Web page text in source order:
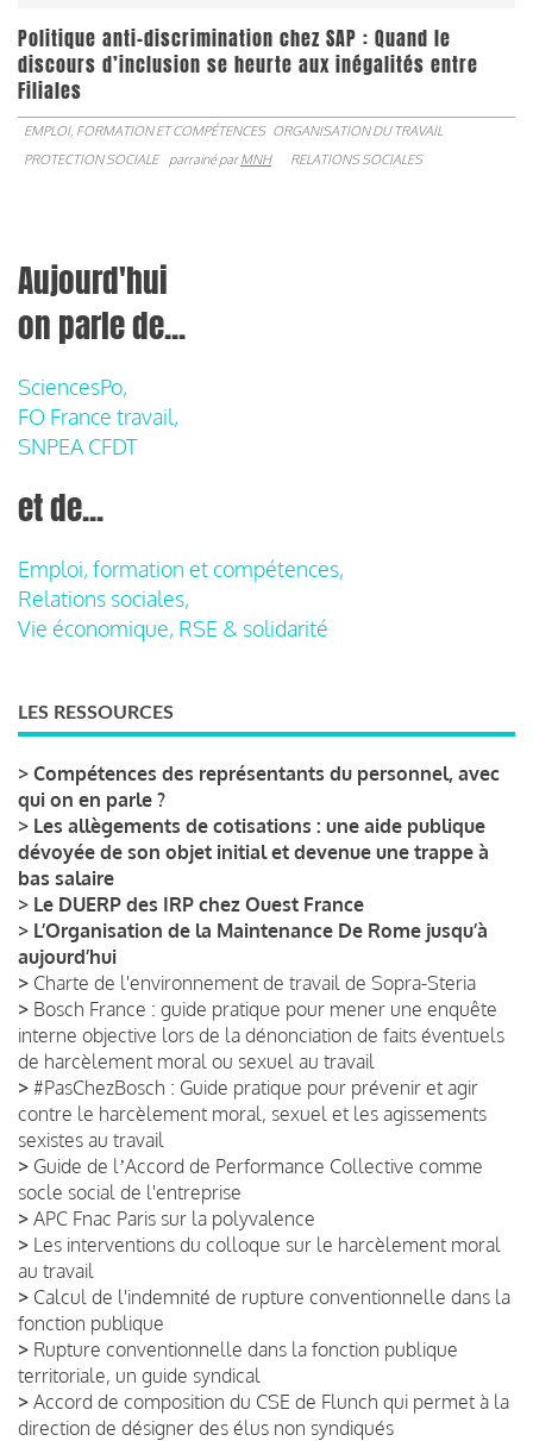
Politique anti-discrimination chez SAP : Quand le
discours d’inclusion se heurte aux inégalités entre
Filiales
EMPLOI, FORMATION ET COMPÉTENCES ORGANISATION DU TRAVAIL
PROTECTION SOCIALE
parrainé parMNH RELATIONS SOCIALES
Aujourd'hui
on parle de...
SciencesPo,
FO France travail,
SNPEA CFDT
et de...
Emploi, formation et compétences,
Relations sociales,
Vie économique, RSE & solidarité
LES RESSOURCES
> Compétences des représentants du personnel, avec
qui on en parle ?
> Les allègements de cotisations : une aide publique
dévoyée de son objet initial et devenue une trappe à
bas salaire
> Le DUERP des IRP chez Ouest France
> L’Organisation de la Maintenance De Rome jusqu’à
aujourd’hui
> Charte de l'environnement de travail de Sopra-Steria
> Bosch France : guide pratique pour mener une enquête
interne objective lors de la dénonciation de faits éventuels
de harcèlement moral ou sexuel au travail
> #PasChezBosch : Guide pratique pour prévenir et agir
contre le harcèlement moral, sexuel et les agissements
sexistes au travail
> Guide de lʼAccord de Performance Collective comme
socle social de l'entreprise
> APC Fnac Paris sur la polyvalence
> Les interventions du colloque sur le harcèlement moral
au travail
> Calcul de l'indemnité de rupture conventionnelle dans la
fonction publique
> Rupture conventionnelle dans la fonction publique
territoriale, un guide syndical
> Accord de composition du CSE de Flunch qui permet à la
direction de désigner des élus non syndiqués